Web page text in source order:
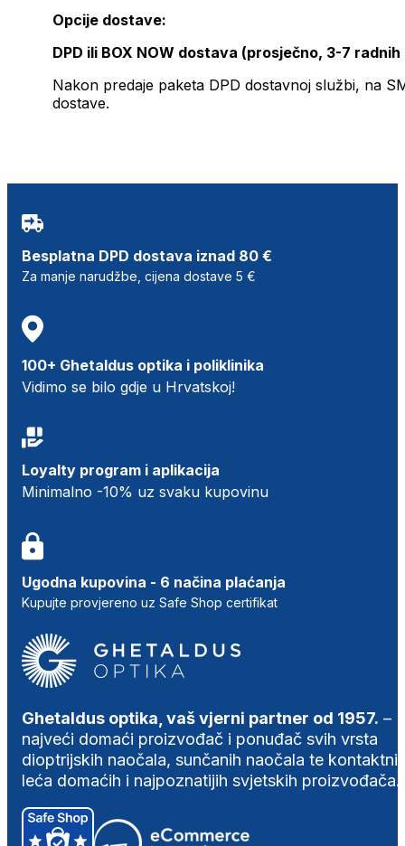
Opcije dostave:
DPD ili BOX NOW dostava (prosječno, 3-7 radnih
Nakon predaje paketa DPD dostavnoj službi, na
dostave.
Besplatna DPD dostava iznad 80 €
Za manje narudžbe, cijena dostave 5 €
100+ Ghetaldus optika i poliklinika
Vidimo se bilo gdje u Hrvatskoj!
Loyalty program i aplikacija
Minimalno -10% uz svaku kupovinu
Ugodna kupovina - 6 načina plaćanja
Kupujte provjereno uz Safe Shop certifikat
Ghetaldus optika, vaš vjerni partner od 1957. –
najveći domaći proizvođač i ponuđač svih vrsta
dioptrijskih naočala, sunčanih naočala te
leća domaćih i najpoznatijih svjetskih proizvođača.